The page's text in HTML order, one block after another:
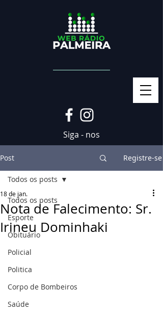
Siga - nos
Post Registre-se
Todos os posts
Esporte
Obituário
Policial
Politica
Corpo de Bombeiros
Saúde
Todos os posts
Nota de Falecimento: Sr.
Irineu Dominhaki
18 de jan.